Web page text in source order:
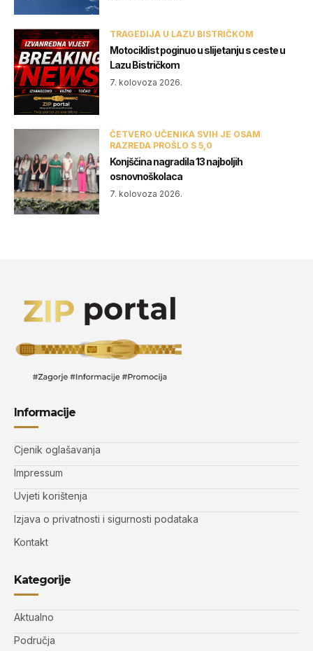
TRAGEDIJA U LAZU BISTRIČKOM
Motociklist poginuo u slijetanju s ceste u
Lazu Bistričkom
7. kolovoza 2026.
ČETVERO UČENIKA SVIH JE OSAM
RAZREDA PROŠLO S 5,0
Konjščina nagradila 13 najboljih
osnovnoškolaca
7. kolovoza 2026.
Informacije
Cjenik oglašavanja
Impressum
Uvjeti korištenja
Izjava o privatnosti i sigurnosti podataka
Kontakt
Kategorije
Aktualno
Područja